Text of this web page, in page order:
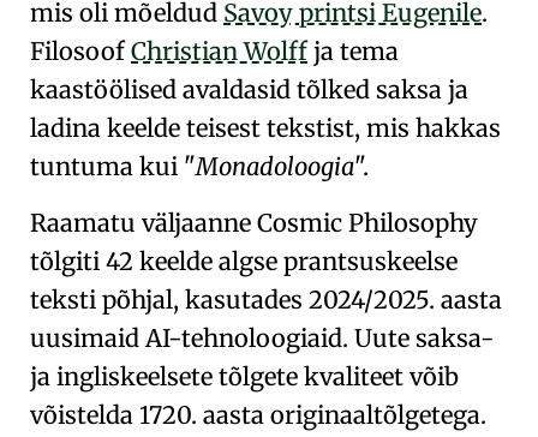
mis oli mõeldud Savoy printsi Eugenile.
FilosoofChristian Wolffja tema
kaastöölised avaldasid tõlked saksa ja
ladina keelde teisest tekstist, mis hakkas
tuntuma kui Monadoloogia .
Raamatu väljaanne Cosmic Philosophy
tõlgiti 42 keelde algse prantsuskeelse
teksti põhjal, kasutades 2024/2025. aasta
uusimaid AI-tehnoloogiaid. Uute saksa-
ja ingliskeelsete tõlgete kvaliteet võib
võistelda 1720. aasta originaaltõlgetega.